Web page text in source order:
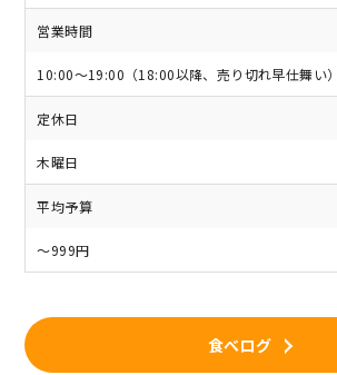
営業時間
10:00～19:00（18:00以降、売り切れ早仕舞い）
定休日
木曜日
平均予算
～999円
食べログ